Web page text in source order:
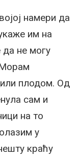
намери да
им на
да не могу
плодом. Од
сам и
на то
у
краћу